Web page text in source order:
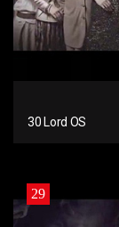
30 Lord OS
29